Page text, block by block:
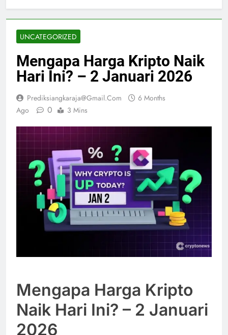
UNCATEGORIZED
Mengapa Harga Kripto Naik
Hari Ini? – 2 Januari 2026
Prediksiangkaraja@gmail.com
6 Months
Ago
0 3 Mins
Mengapa Harga Kripto
Naik Hari Ini? – 2 Januari
2026